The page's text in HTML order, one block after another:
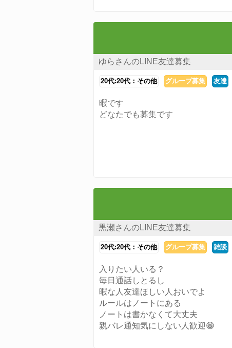
ゆらさんのLINE友達募集
20代:20代：その他 グループ募集 友達
暇です
どなたでも募集です
黒瀬さんのLINE友達募集
20代:20代：その他 グループ募集 雑談
入りたい人いる？
毎日通話しとるし
暇な人友達ほしい人おいでよ
ルールはノートにある
ノートは書かなくて大丈夫
親バレ通知気にしない人歓迎😁